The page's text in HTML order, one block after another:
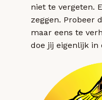
niet te vergeten.
zeggen. Probeer
maar eens te
doe jij eigenlijk in